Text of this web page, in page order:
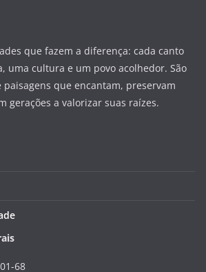
que fazem a diferença: cada canto
uma cultura e um povo acolhedor. São
paisagens que encantam, preservam
gerações a valorizar suas raízes.
68